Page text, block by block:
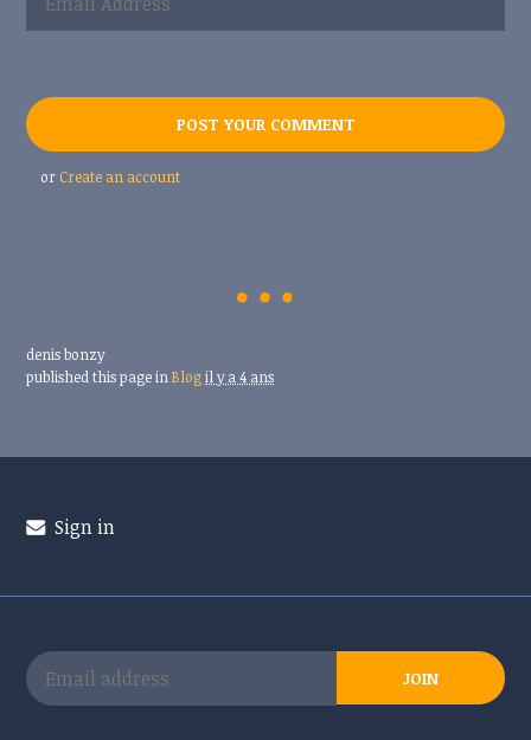
or Create an account
denis bonzy
published this page inBlog il y a 4 ans
Sign in